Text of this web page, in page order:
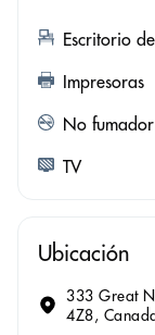
Escritorio
Impresoras
No fumador
TV
Ubicación
333 Great
4Z8,